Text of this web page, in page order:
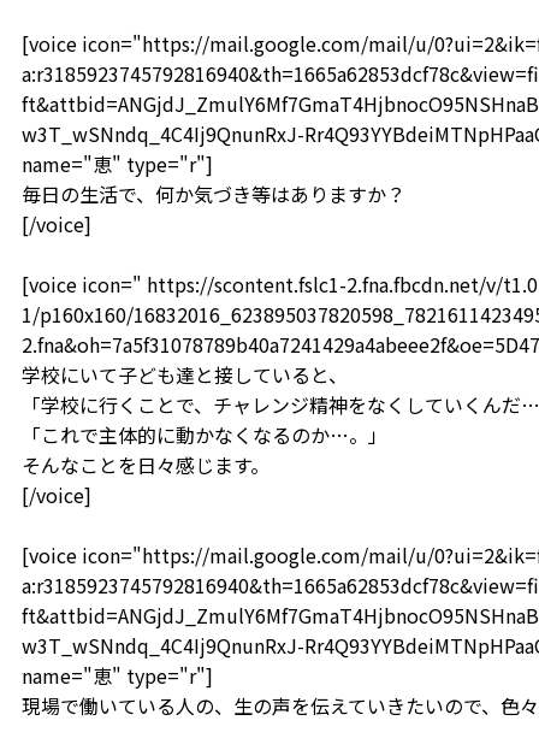
[voice icon="https://mail.google.com/mail/u/
w3T_wSNndq_4C4Ij9QnunRxJ-
name="恵" type="r"]
毎日の生活で、何か気づき等はありますか？
[/voice]
[voice icon=" https://scontent.fslc1-2.fna.fbcdn.net/v/
1/p160x160/
学校にいて子ども達と接していると、
「学校に行くことで、チャレンジ精神をなくしていくんだ
「これで主体的に動かなくなるのか…。」
そんなことを日々感じます。
[/voice]
[voice icon="https://mail.google.com/mail/u/
w3T_wSNndq_4C4Ij9QnunRxJ-
name="恵" type="r"]
現場で働いている人の、生の声を伝えていきたいので、色